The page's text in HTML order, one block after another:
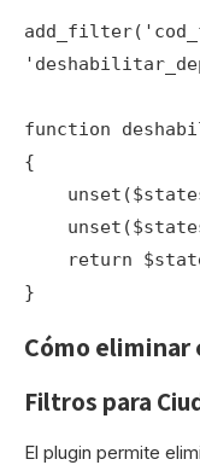
function
{
}
Cómo eliminar
Filtros para
El plugin permite